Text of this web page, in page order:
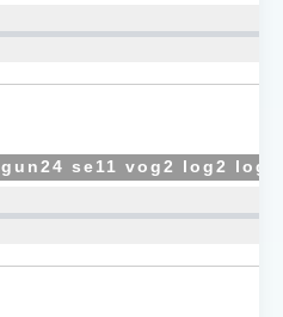
se11 vog2 log2